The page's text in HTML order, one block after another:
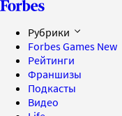
Рубрики
Forbes Games New
Рейтинги
Франшизы
Подкасты
Видео